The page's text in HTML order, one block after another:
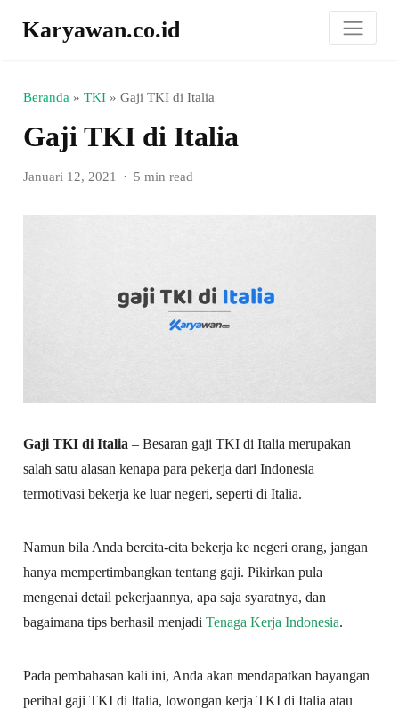
Karyawan.co.id
Beranda »TKI »Gaji TKI di Italia
Gaji TKI di Italia
Januari 12, 2021 5 min read
Gaji TKI di Italia – Besaran gaji TKI di Italia merupakan
salah satu alasan kenapa para pekerja dari Indonesia
termotivasi bekerja ke luar negeri, seperti di Italia.
Namun bila Anda bercita-cita bekerja ke negeri orang, jangan
hanya mempertimbangkan tentang gaji. Pikirkan pula
mengenai detail pekerjaannya, apa saja syaratnya, dan
bagaimana tips berhasil menjadiTenaga Kerja Indonesia.
Pada pembahasan kali ini, Anda akan mendapatkan bayangan
perihal gaji TKI di Italia, lowongan kerja TKI di Italia atau